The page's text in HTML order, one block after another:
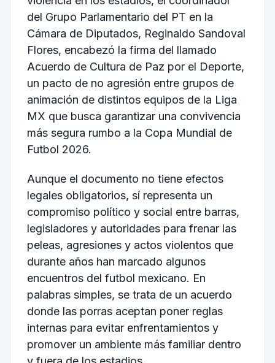
del Grupo Parlamentario del PT en la
Cámara de Diputados, Reginaldo Sandoval
Flores, encabezó la firma del llamado
Acuerdo de Cultura de Paz por el Deporte,
un pacto de no agresión entre grupos de
animación de distintos equipos de la Liga
MX que busca garantizar una convivencia
más segura rumbo a la Copa Mundial de
Futbol 2026.
Aunque el documento no tiene efectos
legales obligatorios, sí representa un
compromiso político y social entre barras,
legisladores y autoridades para frenar las
peleas, agresiones y actos violentos que
durante años han marcado algunos
encuentros del futbol mexicano. En
palabras simples, se trata de un acuerdo
donde las porras aceptan poner reglas
internas para evitar enfrentamientos y
promover un ambiente más familiar dentro